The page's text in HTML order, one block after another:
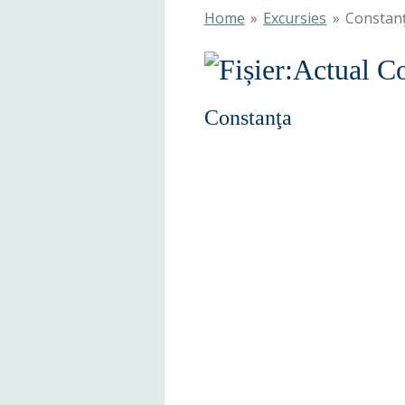
Home » Excursies »
Constanţa